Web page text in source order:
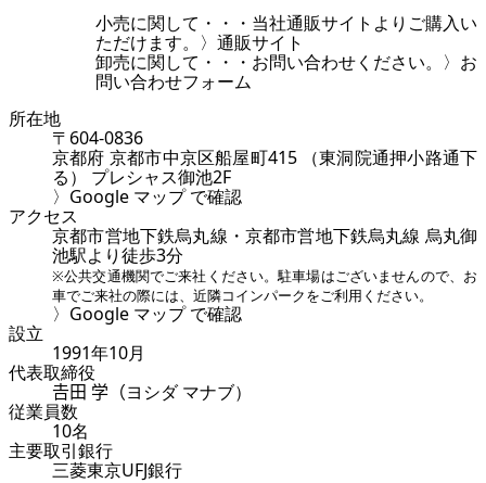
小売に関して・・・当社通販サイトよりご購入い
ただけます。 〉通販サイト
卸売に関して・・・お問い合わせください。 〉お
問い合わせフォーム
所在地
〒604-0836
京都府 京都市中京区船屋町415 （東洞院通押小路通下
る） プレシャス御池2F
〉Google マップ で確認
アクセス
京都市営地下鉄烏丸線・京都市営地下鉄烏丸線 烏丸御
池駅より徒歩3分
※公共交通機関でご来社ください。駐車場はございませんので、お
車でご来社の際には、近隣コインパークをご利用ください。
〉Google マップ で確認
設立
1991年10月
代表取締役
𠮷田 学（ヨシダ マナブ）
従業員数
10名
主要取引銀行
三菱東京UFJ銀行